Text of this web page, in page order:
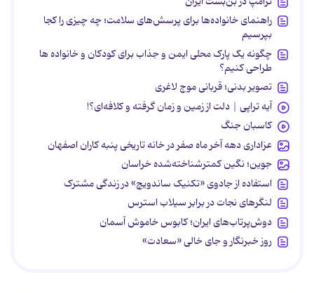
راهنمای خانواده‌ها برای پرسش‌های سلامت؛ چه چیزی را کجا
بپرسیم
چگونه یک پارک محلی ایمن و جذاب برای کودکان و خانواده ها
طراحی کنیم؟
تصویر بدنی؛ قربانی موج لاغری
آیه تراپی | دلت از زمین و زمان گرفته و کلافه‌ای؟!
کاسبان جنگ
عزاداری دهه آخر ماه صفر در خانه تاریخی پنبه کاران اصفهان
جوین؛ نگین کمترشناخته‌شده خراسان
استفاده از جادوی «تکنیک ساندویچ» در زندگی مشترک
لنگرهای نجات در برابر سیلاب استرس
دوش‌پرتاب‌های ایران؛ کابوس خاموش آسمان
روز خبرنگار و جای خالی «سعادت»